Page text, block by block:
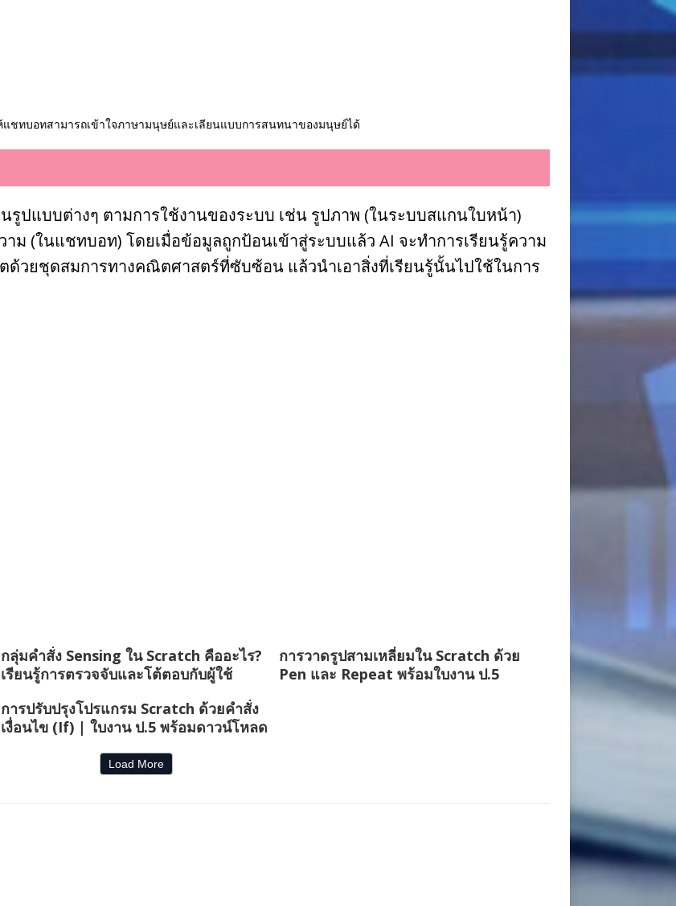
ชทบอทสามารถเข้าใจภาษามนุษย์และเลียนแบบการสนทนาของมนุษย์ได้
รูปแบบต่างๆ ตามการใช้งานของระบบ เช่น รูปภาพ (ในระบบสแกนใบหน้า)
าม (ในแชทบอท) โดยเมื่อข้อมูลถูกป้อนเข้าสู่ระบบแล้ว AI จะทำการเรียนรู้ความ
ด้วยชุดสมการทางคณิตศาสตร์ที่ซับซ้อน แล้วนำเอาสิ่งที่เรียนรู้นั้นไปใช้ในการ
กลุ่มคำสั่ง Sensing ใน Scratch คืออะไร?
เรียนรู้การตรวจจับและโต้ตอบกับผู้ใช้
การวาดรูปสามเหลี่ยมใน Scratch ด้วย
Pen และ Repeat พร้อมใบงาน ป.5
การปรับปรุงโปรแกรม Scratch ด้วยคำสั่ง
เงื่อนไข (If) | ใบงาน ป.5 พร้อมดาวน์โหลด
Load More